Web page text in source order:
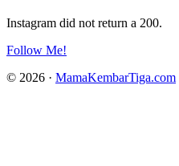
Instagram did not return a 200.
Follow Me!
© 2026 · MamaKembarTiga.com